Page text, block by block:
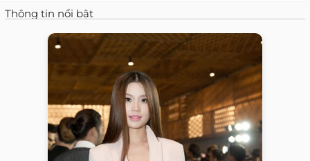
Thông tin nổi bật